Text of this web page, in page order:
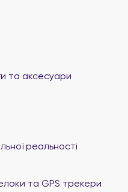
та аксесуари
реальності
та GPS трекери